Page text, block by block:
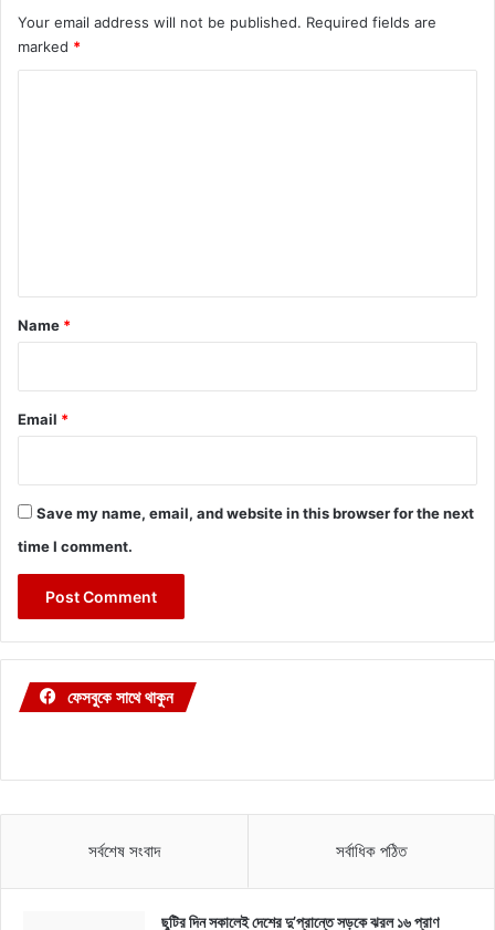
Your email address will not be published. Required fields are
marked *
*
Name *
Email *
Save my name, email, and website in this browser for the next
time I comment.
ফেসবুকে সাথে থাকুন
সর্বশেষ সংবাদ সর্বাধিক পঠিত
ছুটির দিন সকালেই দেশের দু’প্রান্তে সড়কে ঝরল ১৬ প্রাণ